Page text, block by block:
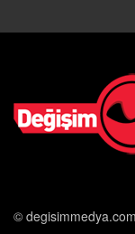
© degisimmedya.com